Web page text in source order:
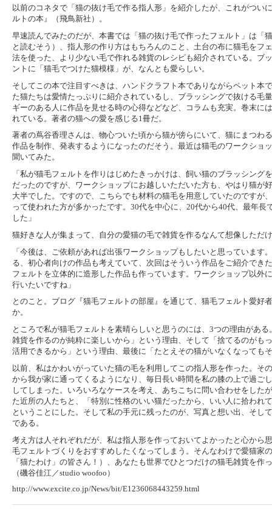
以前のコネタで「猫の抜け毛で作る指人形」を紹介したが、これがつい
ルトの本』（飛鳥新社）。
早速読んでみたのだが、本書では「猫の抜け毛で作ったフェルト」は「
と読むそう）、指人形の作り方はもちろんのこと、土台の布に猫毛をフ
法を使った、より少ない毛で作れる雑貨のレシピも紹介されている。ブ
ントに「猫毛でつけた猫模様」が、なんとも愛らしい。
そしてこの本で注目すべきは、ハンドクラフト本でありながらペット本
た猫たちは愛情たっぷりに紹介されているし、ブラッシングで抜ける毛
ギーのある人に作品を見せる時の心得などなど、コラムも充実。巻末に
れている。著者の猫への愛を感じる1冊だ。
著者の蔦谷香理さんは、物心ついた頃から猫が傍らにいて、猫にまつわ
作品を制作、発表するようになったのだそう。最近は猫毛のワークショ
聞いてみた。
「私が猫毛フェルトを作りはじめたきっかけは、飼い猫のブラッシング
だったのですが、ワークショップにお越しいただいた方も、やはり猫が
大半でした。ですので、こちらでも材料の猫毛を用意していたのですが
って使われた方が多かったです。30代を中心に、20代から40代、最年長
した」
猫好きな人が集まって、自分の愛猫の毛で雑貨を作るなんて想像しただ
「今後は、ご依頼があれば出張ワークショップもしたいと思っています
る、初心者向けの作品も考えていて、次回はそういう作品をご紹介でき
フェルトを立体的に造形した作品も作っています。ワークショップ以外
行いたいですね」
とのこと。ブログ『猫毛フェルトの部屋』を通じて、猫毛フェルト愛好
か。
ところで私が猫毛フェルトを素晴らしいと思うのには、3つの理由があ
雑貨を作るのが純粋に楽しいから」という理由、そして「捨てるのがも
活用できるから」という理由、最後に「たとえその猫がいなくなっても
以前、私はかわいがっていた猫の毛を利用してこの指人形を作った。そ
から我が家に通ってくるようになり、毎日長い時間を私の膝の上で過ご
してしまった。いろいろなケースを考え、あちこちに問い合わせをした
た近所の人たちと、「特別に性格のいい猫だったから、いい人に拾われ
ということにした。そして私の手元に残ったのが、写真と想い出、そし
である。
考え方は人それぞれだが、私は指人形を作っておいてよかったと心から
毛フェルトづくりをおすすめしたくなってしまう。そんなわけで愛猫家
「猫たわけ」の皆さん！）、あなたも世界でひとつだけの猫毛雑貨を作
（磯谷佳江／studio woofoo）
http://www.excite.co.jp/News/bit/E1236068443259.html